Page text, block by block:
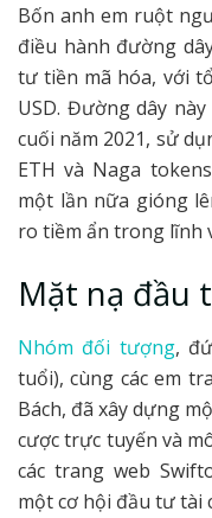
Bốn anh em ruột
điều hành đường
tư tiền mã hóa, với
USD. Đường dây
cuối năm 2021, sử
ETH và Naga
một lần nữa gióng
ro tiềm ẩn trong lĩnh
Mặt nạ đầu
Nhóm đối tượng,
tuổi), cùng các em
Bách, đã xây dựng
cược trực tuyến và
các trang web
một cơ hội đầu tư tài